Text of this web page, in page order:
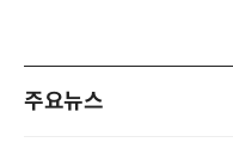
주요뉴스